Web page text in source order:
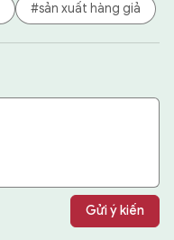
#sản xuất hàng giả
Gửi ý kiến